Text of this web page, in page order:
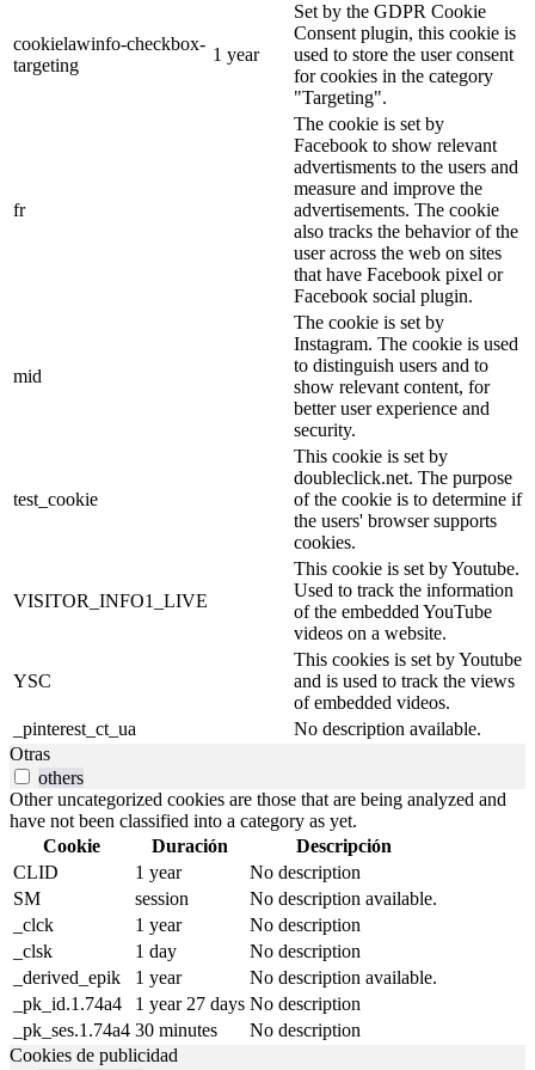
cookielawinfo-checkbox-
targeting
1 year
Set by the GDPR Cookie
Consent plugin, this cookie is
used to store the user consent
for cookies in the category
"Targeting".
fr
The cookie is set by
Facebook to show relevant
advertisments to the users and
measure and improve the
advertisements. The cookie
also tracks the behavior of the
user across the web on sites
that have Facebook pixel or
Facebook social plugin.
mid
The cookie is set by
Instagram. The cookie is used
to distinguish users and to
show relevant content, for
better user experience and
security.
test_cookie
This cookie is set by
doubleclick.net. The purpose
of the cookie is to determine if
the users' browser supports
cookies.
VISITOR_INFO1_LIVE
This cookie is set by Youtube.
Used to track the information
of the embedded YouTube
videos on a website.
YSC
This cookies is set by Youtube
and is used to track the views
of embedded videos.
_pinterest_ct_ua
No description available.
Otras
others
Other uncategorized cookies are those that are being analyzed and
have not been classified into a category as yet.
Cookie
Duración
Descripción
CLID
1 year
No description
SM
session
No description available.
_clck
1 year
No description
_clsk
1 day
No description
_derived_epik
1 year
No description available.
_pk_id.1.74a4
1 year 27 days No description
_pk_ses.1.74a4 30 minutes
No description
Cookies de publicidad